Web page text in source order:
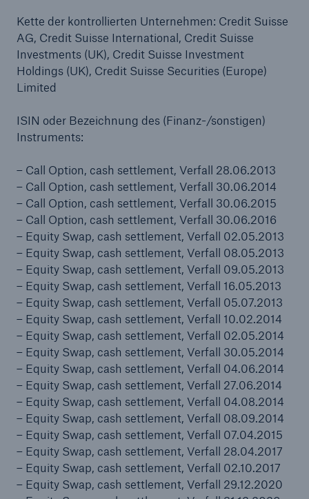
Kette der kontrollierten Unternehmen: Credit Suisse
AG, Credit Suisse International, Credit Suisse
Investments (UK), Credit Suisse Investment
Holdings (UK), Credit Suisse Securities (Europe)
Limited
ISIN oder Bezeichnung des (Finanz-/sonstigen)
Instruments:
– Call Option, cash settlement, Verfall 28.06.2013
– Call Option, cash settlement, Verfall 30.06.2014
– Call Option, cash settlement, Verfall 30.06.2015
– Call Option, cash settlement, Verfall 30.06.2016
– Equity Swap, cash settlement, Verfall 02.05.2013
– Equity Swap, cash settlement, Verfall 08.05.2013
– Equity Swap, cash settlement, Verfall 09.05.2013
– Equity Swap, cash settlement, Verfall 16.05.2013
– Equity Swap, cash settlement, Verfall 05.07.2013
– Equity Swap, cash settlement, Verfall 10.02.2014
– Equity Swap, cash settlement, Verfall 02.05.2014
– Equity Swap, cash settlement, Verfall 30.05.2014
– Equity Swap, cash settlement, Verfall 04.06.2014
– Equity Swap, cash settlement, Verfall 27.06.2014
– Equity Swap, cash settlement, Verfall 04.08.2014
– Equity Swap, cash settlement, Verfall 08.09.2014
– Equity Swap, cash settlement, Verfall 07.04.2015
– Equity Swap, cash settlement, Verfall 28.04.2017
– Equity Swap, cash settlement, Verfall 02.10.2017
– Equity Swap, cash settlement, Verfall 29.12.2020
Fakten
CLARA reduziert die Wartezeit bis zur
Versicherung bis zu
50 %
Cyber
Geschätzte globale wirtschaftliche Kosten der
Internetkriminalität
600 bn
US Dollar im Jahr 2018